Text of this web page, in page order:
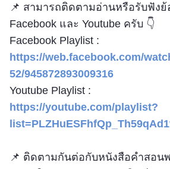
📌 สามารถติดตามอ่านหรือรับฟัง
Facebook และ Youtube ครับ 👇
Facebook Playlist :
https://web.facebook.com/
52/945872893009316
Youtube Playlist :
https://youtube.com/playlist?
📌 ติดตามกันต่อกับหนังสือคำสอน